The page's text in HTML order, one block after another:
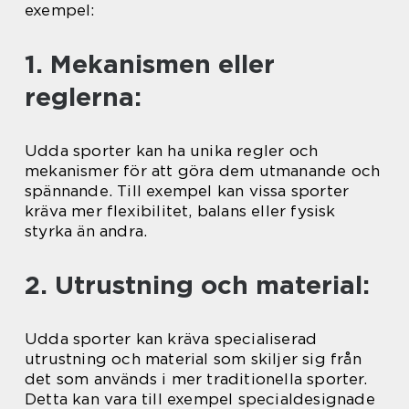
exempel:
1. Mekanismen eller
reglerna:
Udda sporter kan ha unika regler och
mekanismer för att göra dem utmanande och
spännande. Till exempel kan vissa sporter
kräva mer flexibilitet, balans eller fysisk
styrka än andra.
2. Utrustning och material:
Udda sporter kan kräva specialiserad
utrustning och material som skiljer sig från
det som används i mer traditionella sporter.
Detta kan vara till exempel specialdesignade